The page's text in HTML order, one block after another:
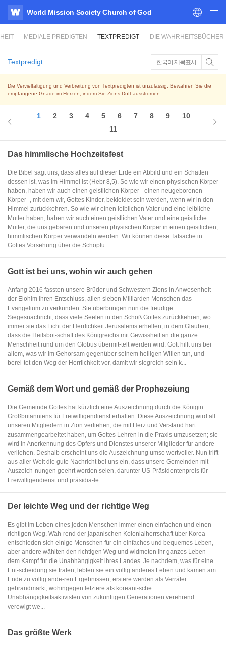
WATV
World Mission Society Church of God
MEDIALE PREDIGTEN TEXTPREDIGT DIE WAHRHEITSBÜCHER
Textpredigt 한국어 제목표시
Die Vervielfältigung und Verbreitung von Textpredigten ist unzulässig. Bewahren Sie die
empfangene Gnade im Herzen, indem Sie Zions Duft ausströmen.
1 2 3 4 5 6 7 8 9
10
11
Das himmlische Hochzeitsfest
Die Bibel sagt uns, dass alles auf dieser Erde ein Abbild und ein Schatten
dessen ist, was im Himmel ist (Hebr 8,5). So wie wir einen physischen Körper
haben, haben wir auch einen geistlichen Körper - einen neugeborenen
Körper -, mit dem wir, Gottes Kinder, bekleidet sein werden, wenn wir in den
Himmel zurückkehren. So wie wir einen leiblichen Vater und eine leibliche
Mutter haben, haben wir auch einen geistlichen Vater und eine geistliche
Mutter, die uns gebären und unseren physischen Körper in einen geistlichen,
himmlischen Körper verwandeln werden. Wir können diese Tatsache in
Gottes Vorsehung über die Schöpfu...
Gott ist bei uns, wohin wir auch gehen
Anfang 2016 fassten unsere Brüder und Schwestern Zions in Anwesenheit
der Elohim ihren Entschluss, allen sieben Milliarden Menschen das
Evangelium zu verkünden. Sie überbringen nun die freudige
Siegesnachricht, dass viele Seelen in den Schoß Gottes zurückkehren, wo
immer sie das Licht der Herrlichkeit Jerusalems erhellen, in dem Glauben,
dass die Heilsbot-schaft des Königreichs mit Gewissheit an die ganze
Menschheit rund um den Globus übermit-telt werden wird. Gott hilft uns bei
allem, was wir im Gehorsam gegenüber seinem heiligen Willen tun, und
berei-tet den Weg der Herrlichkeit vor, damit wir siegreich sein k...
Gemäß dem Wort und gemäß der Prophezeiung
Die Gemeinde Gottes hat kürzlich eine Auszeichnung durch die Königin
Großbritanniens für Freiwilligendienst erhalten. Diese Auszeichnung wird all
unseren Mitgliedern in Zion verliehen, die mit Herz und Verstand hart
zusammengearbeitet haben, um Gottes Lehren in die Praxis umzusetzen; sie
wird in Anerkennung des Opfers und Dienstes unserer Mitglieder für andere
verliehen. Deshalb erscheint uns die Auszeichnung umso wertvoller. Nun trifft
aus aller Welt die gute Nachricht bei uns ein, dass unsere Gemeinden mit
Auszeich-nungen geehrt worden seien, darunter US-Präsidentenpreis für
Freiwilligendienst und präsidia-le ...
Der leichte Weg und der richtige Weg
Es gibt im Leben eines jeden Menschen immer einen einfachen und einen
richtigen Weg. Wäh-rend der japanischen Kolonialherrschaft über Korea
entschieden sich einige Menschen für ein einfaches und bequemes Leben,
aber andere wählten den richtigen Weg und widmeten ihr ganzes Leben
dem Kampf für die Unabhängigkeit ihres Landes. Je nachdem, was für eine
Ent-scheidung sie trafen, lebten sie ein völlig anderes Leben und kamen am
Ende zu völlig ande-ren Ergebnissen; erstere werden als Verräter
gebrandmarkt, wohingegen letztere als koreani-sche
Unabhängigkeitsaktivisten von zukünftigen Generationen verehrend
verewigt we...
Das größte Werk